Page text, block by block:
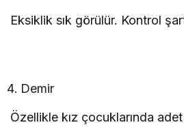
Eksiklik sık görülür. Kontrol
Demir
Özellikle kız çocuklarında